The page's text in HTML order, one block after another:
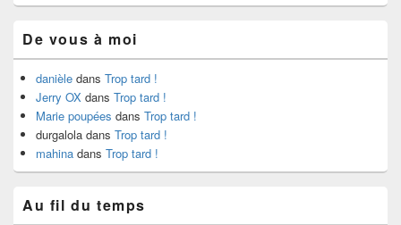
De vous à moi
danièle dans Trop tard !
Jerry OX dans Trop tard !
Marie poupées dans Trop tard !
durgalola dans Trop tard !
mahina dans Trop tard !
Au fil du temps